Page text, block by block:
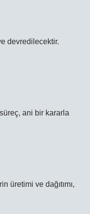
devredilecektir.
ani bir kararla
üretimi ve dağıtımı,